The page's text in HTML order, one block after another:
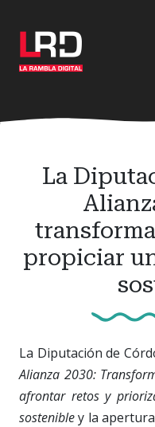
contenido
principal
La
propiciar
La Diputación de
Alianza 2030:
afrontar retos y
sostenibley la